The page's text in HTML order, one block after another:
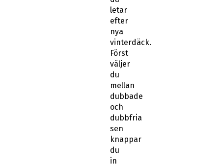
letar
efter
nya
vinterdäck.
Först
väljer
du
mellan
dubbade
och
dubbfria
sen
knappar
du
in